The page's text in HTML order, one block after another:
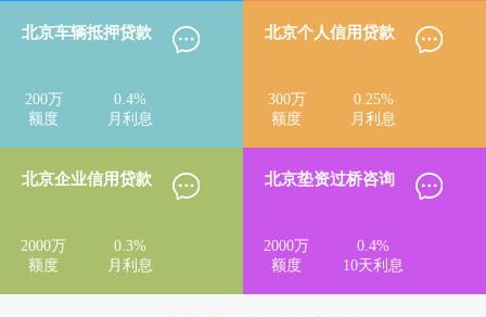
北京车辆抵押贷款
200万
额度
0.4%
月利息
北京个人信用贷款
300万
额度
0.25%
月利息
北京企业信用贷款
2000万
额度
0.3%
月利息
北京垫资过桥咨询
2000万
额度
0.4%
10天利息